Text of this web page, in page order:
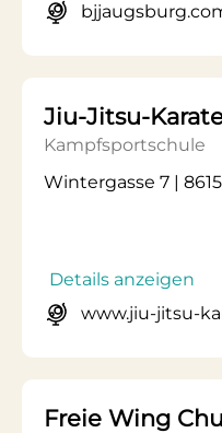
Jiu-Jitsu-
Kampfsportschule
Wintergasse 7 |
Details anzeigen
www.jiu-jitsu-
Freie Wing